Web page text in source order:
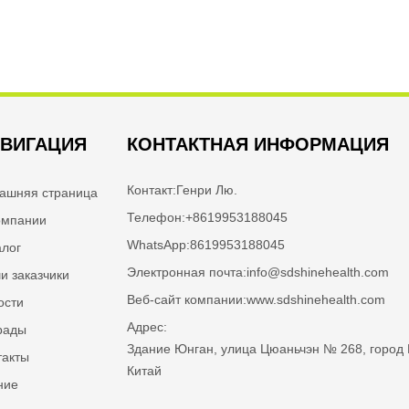
страница
заказчики
КОНТАКТНАЯ ИНФОРМАЦИЯ
Контакт:Генри Лю.
Телефон:+8619953188045
WhatsApp:8619953188045
Электронная почта:info@sdshinehealth.com
Веб-сайт компании:www.sdshinehealth.com
Адрес:
Здание Юнган, улица Цюаньчэн № 268, город
Китай